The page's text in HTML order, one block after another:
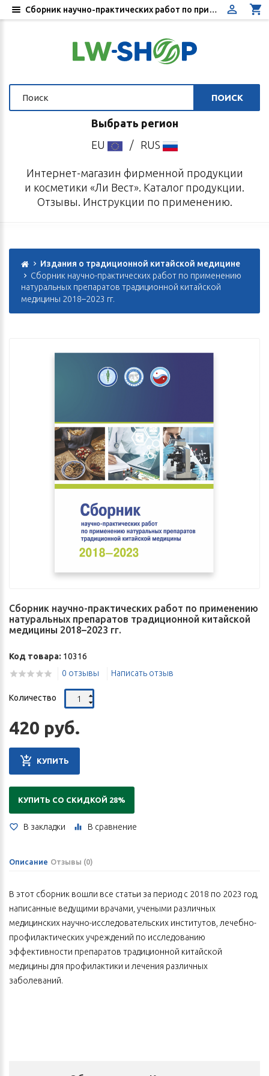
ПОИСК
Выбрать регион
EU
/ RUS
Интернет-магазин фирменной продукции
и косметики «Ли Вест». Каталог продукции.
Отзывы. Инструкции по применению.
Издания о традиционной китайской медицине
Сборник научно-практических работ по применению
натуральных препаратов традиционной китайской
медицины 2018–2023 гг.
Сборник научно-практических работ по применению
натуральных препаратов традиционной китайской
медицины 2018–2023 гг.
Код товара: 10316
0 отзывы
Написать отзыв
Количество
420 руб.
КУПИТЬ
КУПИТЬ СО СКИДКОЙ 28%
В закладки В сравнение
Описание Отзывы (0)
В этот сборник вошли все статьи за период с 2018 по 2023 год,
написанные ведущими врачами, учеными различных
медицинских научно-исследовательских институтов, лечебно-
профилактических учреждений по исследованию
эффективности препаратов традиционной китайской
медицины для профилактики и лечения различных
заболеваний.
Сборник научно-практических работ по применению натуральных препаратов традиционной китайской медицины 2018–2023 гг.